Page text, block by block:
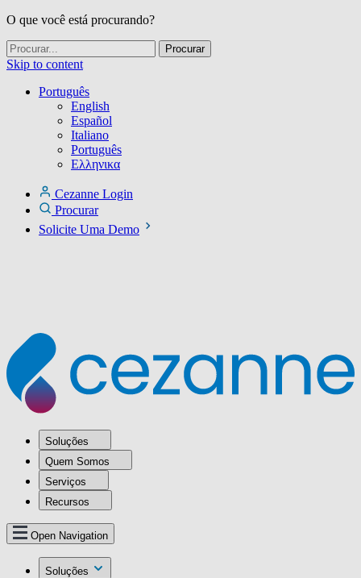
O que você está procurando?
Skip to content
Português
English
Español
Italiano
Português
Ελληνικα
Cezanne Login
Procurar
Solicite Uma Demo
Soluções
Quem Somos
Serviços
Recursos
Open Navigation
Soluções